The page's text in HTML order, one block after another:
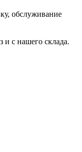
обслуживание
и с нашего склада.